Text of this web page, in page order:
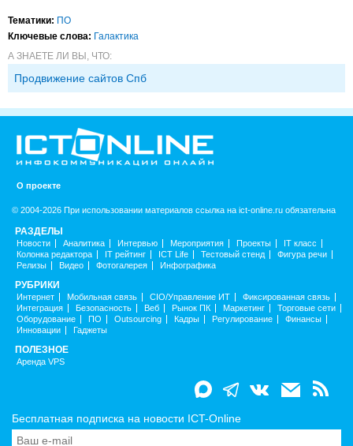
Тематики: ПО
Ключевые слова: Галактика
А ЗНАЕТЕ ЛИ ВЫ, ЧТО:
Продвижение сайтов Спб
О проекте
© 2004-2026 При использовании материалов ссылка на ict-online.ru обязательна
РАЗДЕЛЫ
Новости Аналитика Интервью Мероприятия Проекты
IT класс
Колонка редактора
IT рейтинг ICT Life Тестовый стенд
Фигура речи
Релизы
Видео Фотогалерея Инфографика
РУБРИКИ
Интернет Мобильная связь CIO/Управление ИТ
Фиксированная связь
Интеграция
Безопасность Веб Рынок ПК Маркетинг
Торговые сети
Оборудование
ПО Outsourcing Кадры Регулирование
Финансы
Инновации
Гаджеты
ПОЛЕЗНОЕ
Аренда VPS
Бесплатная подписка на новости ICT-Online